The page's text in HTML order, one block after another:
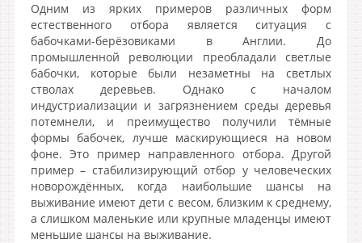
Одним из ярких примеров различных форм
естественного отбора является ситуация с
бабочками-берёзовиками в Англии. До
промышленной революции преобладали светлые
бабочки, которые были незаметны на светлых
стволах деревьев. Однако с началом
индустриализации и загрязнением среды деревья
потемнели, и преимущество получили тёмные
формы бабочек, лучше маскирующиеся на новом
фоне. Это пример направленного отбора. Другой
пример – стабилизирующий отбор у человеческих
новорождённых, когда наибольшие шансы на
выживание имеют дети с весом, близким к среднему,
а слишком маленькие или крупные младенцы имеют
меньшие шансы на выживание.